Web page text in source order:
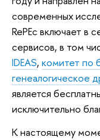
современных
RePEc включает в
сервисов, в том
IDEAS, комитет по
генеалогическое
является
исключительно
К настоящему